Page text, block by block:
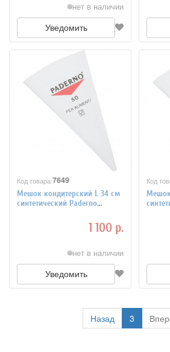
нет в наличии
Уведомить
Код товара:7649
Мешок кондитерский L 34 см
синтетический Paderno
1 100 р.
нет в наличии
Уведомить
Код
Мешок
Назад 3